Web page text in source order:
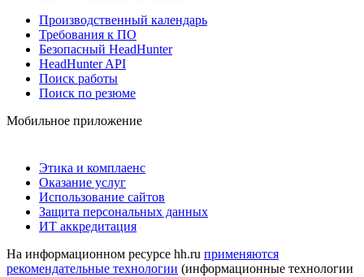
Производственный календарь
Требования к ПО
Безопасный HeadHunter
HeadHunter API
Поиск работы
Поиск по резюме
Мобильное приложение
Этика и комплаенс
Оказание услуг
Использование сайтов
Защита персональных данных
ИТ аккредитация
На информационном ресурсе hh.ru применяются
рекомендательные технологии (информационные технологии